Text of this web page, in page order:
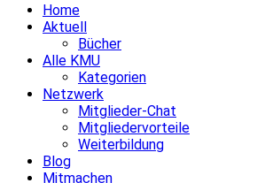
Home
Aktuell
Bücher
Alle KMU
Kategorien
Netzwerk
Mitglieder-Chat
Mitgliedervorteile
Weiterbildung
Blog
Mitmachen